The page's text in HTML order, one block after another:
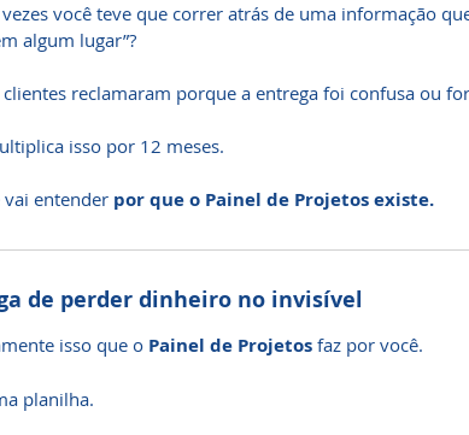
você teve que correr atrás de uma informação
algum lugar”?
reclamaram porque a entrega foi confusa ou
isso por 12 meses.
vai entender por que o Painel de Projetos existe.
de perder dinheiro no invisível
isso que o Painel de Projetos faz por você.
planilha.